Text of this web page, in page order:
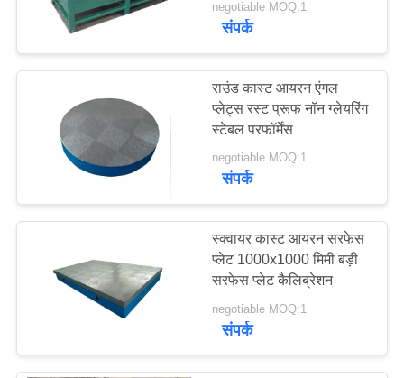
गुणवत्ता
नियंत्रण
समाचार
विनती
negotiable MOQ:1
संपर्क
राउंड कास्ट आयरन एंगल
प्लेट्स रस्ट प्रूफ नॉन ग्लेयरिंग
स्टेबल परफॉर्मेंस
negotiable MOQ:1
संपर्क
स्क्वायर कास्ट आयरन सरफेस
प्लेट 1000x1000 मिमी बड़ी
सरफेस प्लेट कैलिब्रेशन
negotiable MOQ:1
संपर्क